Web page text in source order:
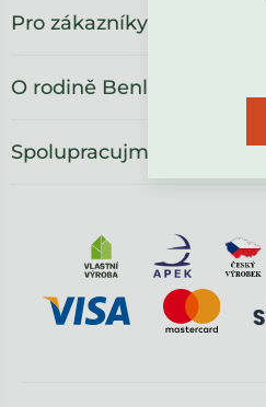
Pro zákazníky
O rodině Benlemi
Spolupracujme